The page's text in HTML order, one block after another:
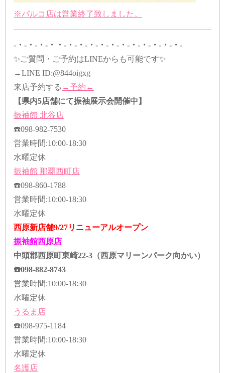
※パルコ店は営業終了致しました。
-・-・-・-・・-・-・-・-・-・-・-・-・-・-・-・-
✨ご質問・ご予約はLINEからも可能です✨
→LINE ID:@844oigxg
来店予約する →予約←
【県内5店舗にて振袖展示会開催中】
振袖館 北谷店
☎️098-982-7530
営業時間:10:00-18:30
水曜定休
振袖館 那覇西町店
☎️098-860-1788
営業時間:10:00-18:30
水曜定休
西原新店舗9/27リニューアルオープン
振袖館西原店
中頭郡西原町東崎22-3（西原マリーンパーク向かい）
☎️098-882-8743
営業時間:10:00-18:30
水曜定休
うるま店
☎️098-975-1184
営業時間:10:00-18:30
水曜定休
名護店